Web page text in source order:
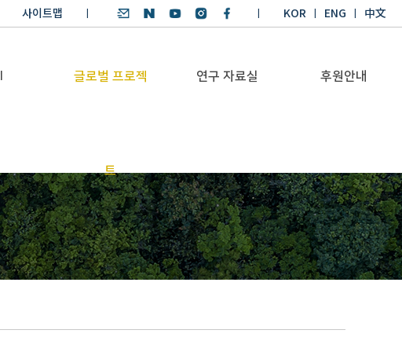
사이트맵 KOR ENG 中文
글로벌 프로젝
트
연구 자료실 후원안내
BKM
Global Health
Platform
Trans-Pacific
Sustainability
Dialogue
SDGs 영어 에세이
경시대회
기후환경 교재
기후환경리더
양성과정 수상작
기부금공시